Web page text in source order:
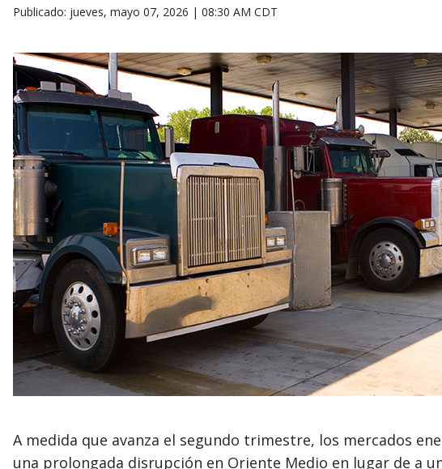
Publicado: jueves, mayo 07, 2026 | 08:30 AM CDT
A medida que avanza el segundo trimestre, los mercados
una prolongada disrupción en Oriente Medio en lugar de a